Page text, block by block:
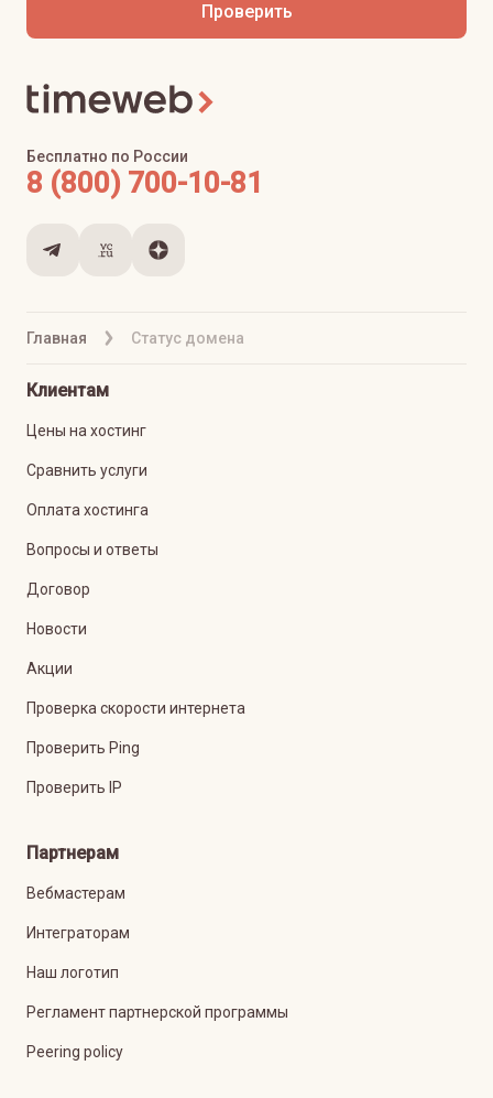
Проверить
Главная Статус домена
Бесплатно по России
8 (800) 700-10-81
Клиентам
Цены на хостинг
Сравнить услуги
Оплата хостинга
Вопросы и ответы
Договор
Новости
Акции
Проверка скорости интернета
Проверить Ping
Проверить IP
Партнерам
Вебмастерам
Интеграторам
Наш логотип
Регламент партнерской программы
Peering policy